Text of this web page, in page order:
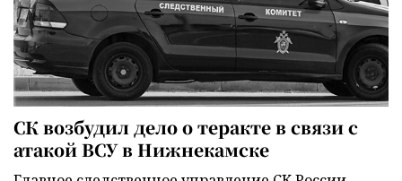
СК возбудил дело о теракте в связи с
атакой ВСУ в Нижнекамске